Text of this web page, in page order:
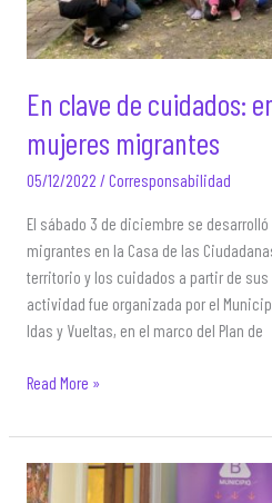
En clave de cuidados:
mujeres migrantes
05/12/2022 /Corresponsabilidad
El sábado 3 de diciembre se
migrantes en la Casa de las
territorio y los cuidados a partir de
actividad fue organizada por el
Idas y Vueltas, en el marco del Plan de
En
de
cuidados:
encuentro
Read More »